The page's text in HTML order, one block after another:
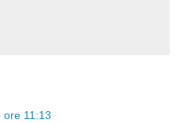
ore 11:13